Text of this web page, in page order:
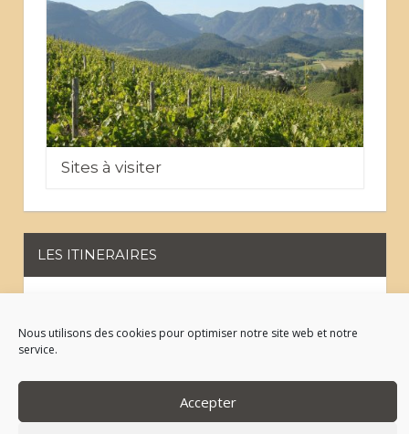
Nous utilisons des cookies pour optimiser notre site web et notre
service.
Accepter
Sites à visiter
LES ITINERAIRES
Sur les pas des Huguenots